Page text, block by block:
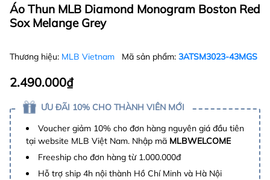
Áo Thun MLB Diamond Monogram Boston Red
Sox Melange Grey
Thương hiệu: MLB Vietnam Mã sản phẩm: 3ATSM3023-43MGS
2.490.000₫
ƯU ĐÃI 10% CHO THÀNH VIÊN MỚI
Voucher giảm 10% cho đơn hàng nguyên giá đầu tiên
tại website MLB Việt Nam. Nhập mã MLBWELCOME
Freeship cho đơn hàng từ 1.000.000đ
Hỗ trợ ship 4h nội thành Hồ Chí Minh và Hà Nội